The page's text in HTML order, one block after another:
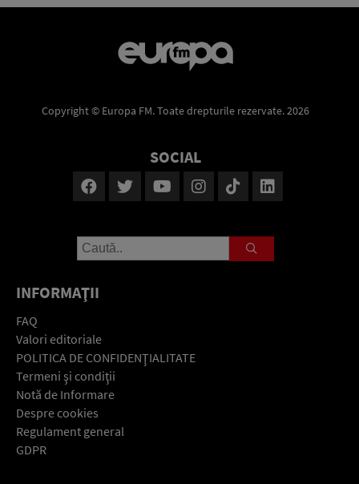
Copyright © Europa FM. Toate drepturile rezervate. 2026
SOCIAL
INFORMAŢII
FAQ
Valori editoriale
POLITICA DE CONFIDENŢIALITATE
Termeni şi condiţii
Notă de Informare
Despre cookies
Regulament general
GDPR